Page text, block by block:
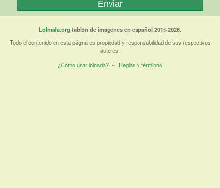
Lolnada.org tablón de imágenes en español 2015-2026.
Todo el contenido en esta página es propiedad y responsabilidad de sus respectivos
autores.
¿Cómo usar lolnada? ~ Reglas y términos